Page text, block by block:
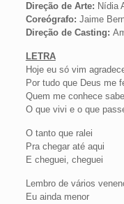
Direção de Arte: Nídia
Coreógrafo: Jaime
Direção de Casting:
LETRA
Hoje eu só vim
Por tudo que Deus me
Quem me conhece sabe
O que vivi e o que
O tanto que ralei
Pra chegar até aqui
E cheguei, cheguei
Lembro de vários
Eu ainda menor